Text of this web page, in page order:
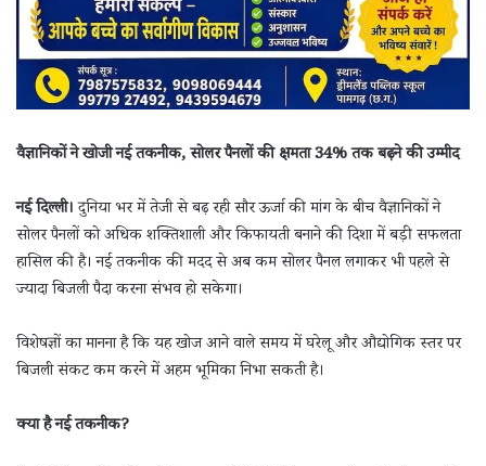
वैज्ञानिकों ने खोजी नई तकनीक, सोलर पैनलों की क्षमता 34% तक बढ़ने की उम्मीद
नई दिल्ली।दुनिया भर में तेजी से बढ़ रही सौर ऊर्जा की मांग के बीच वैज्ञानिकों ने
सोलर पैनलों को अधिक शक्तिशाली और किफायती बनाने की दिशा में बड़ी सफलता
हासिल की है। नई तकनीक की मदद से अब कम सोलर पैनल लगाकर भी पहले से
ज्यादा बिजली पैदा करना संभव हो सकेगा।
विशेषज्ञों का मानना है कि यह खोज आने वाले समय में घरेलू और औद्योगिक स्तर पर
बिजली संकट कम करने में अहम भूमिका निभा सकती है।
क्या है नई तकनीक?